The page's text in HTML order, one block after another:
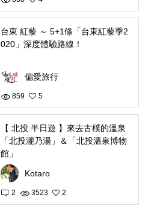
台東 紅藜 ～ 5+1條「台東紅藜季2
020」深度體驗路線！
偏愛旅行
859 5
【 北投 半日遊 】來去古樸的溫泉
「北投瀧乃湯」＆「北投溫泉博物
館」
Kotaro
2 3523 2